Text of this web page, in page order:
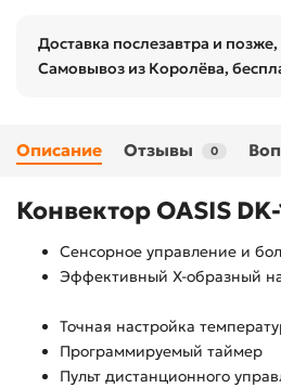
Доставка послезавтра и позже,
Самовывоз из Королёва,
Описание Отзывы 0
Конвектор OASIS
Сенсорное управление и
Эффективный Х-образный
Точная настройка
Программируемый таймер
Пульт дистанционного